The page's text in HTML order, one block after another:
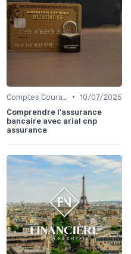
• 10/07/2025
Comprendre l'assurance
bancaire avec arial cnp
assurance